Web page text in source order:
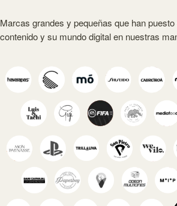
Marcas grandes y pequeñas que han
contenido y su mundo digital en nuestras